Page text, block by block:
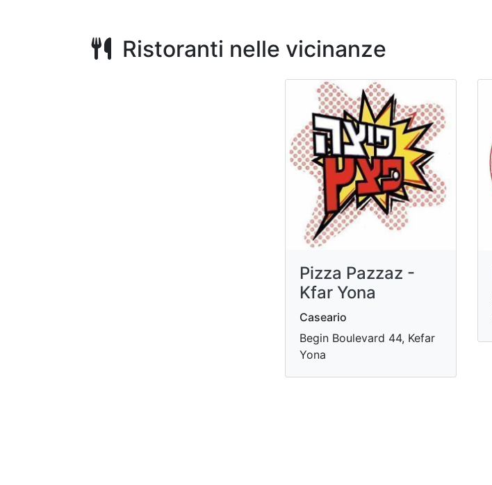
Ristoranti nelle vicinanze
Pizza Pazzaz -
Kfar Yona
Caseario
Begin Boulevard 44, Kefar
Yona